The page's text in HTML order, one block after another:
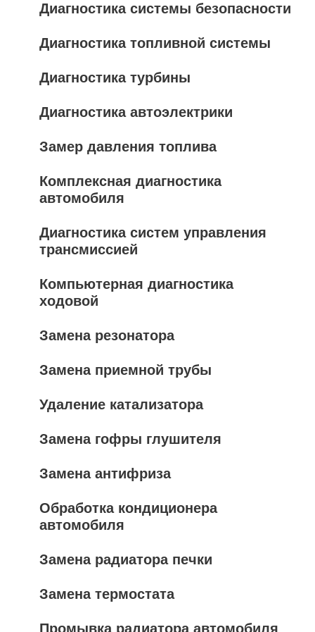
Диагностика системы безопасности
Диагностика топливной системы
Диагностика турбины
Диагностика автоэлектрики
Замер давления топлива
Комплексная диагностика
автомобиля
Диагностика систем управления
трансмиссией
Компьютерная диагностика
ходовой
Замена резонатора
Замена приемной трубы
Удаление катализатора
Замена гофры глушителя
Замена антифриза
Обработка кондиционера
автомобиля
Замена радиатора печки
Замена термостата
Промывка радиатора автомобиля